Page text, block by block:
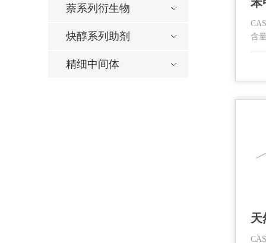
萘系列衍生物
炔醇系列助剂
精细中间体
含